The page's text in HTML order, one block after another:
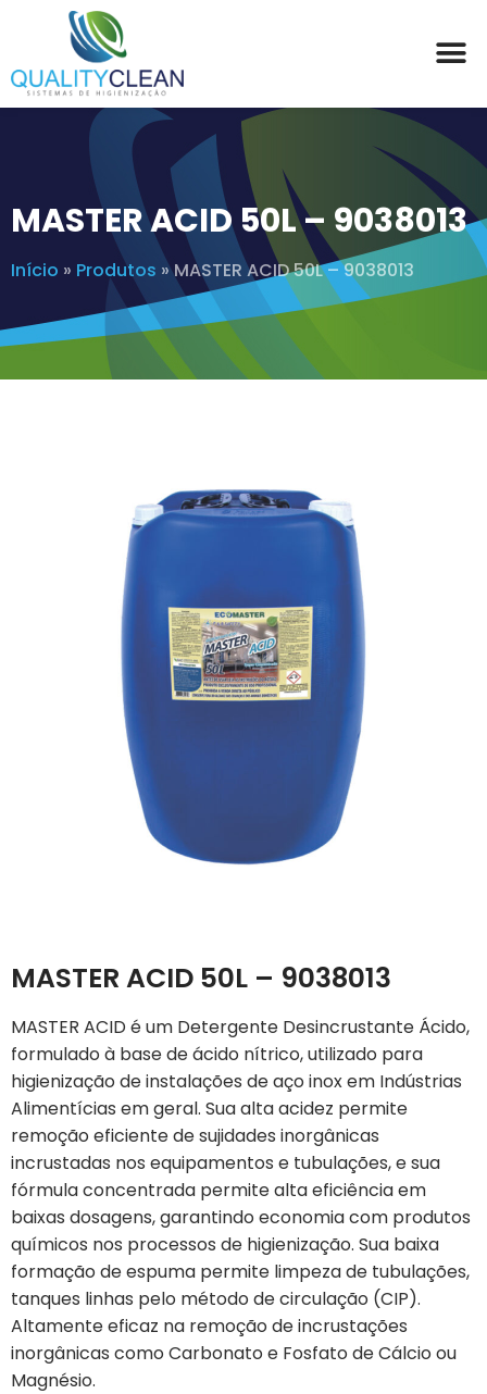
MASTER ACID 50L – 9038013
Início » Produtos »MASTER ACID 50L – 9038013
MASTER ACID 50L – 9038013
MASTER ACID é um Detergente Desincrustante Ácido,
formulado à base de ácido nítrico, utilizado para
higienização de instalações de aço inox em Indústrias
Alimentícias em geral. Sua alta acidez permite
remoção eficiente de sujidades inorgânicas
incrustadas nos equipamentos e tubulações, e sua
fórmula concentrada permite alta eficiência em
baixas dosagens, garantindo economia com produtos
químicos nos processos de higienização. Sua baixa
formação de espuma permite limpeza de tubulações,
tanques linhas pelo método de circulação (CIP).
Altamente eficaz na remoção de incrustações
inorgânicas como Carbonato e Fosfato de Cálcio ou
Magnésio.